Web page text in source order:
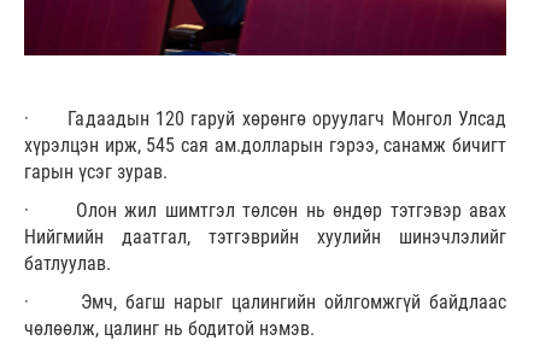
· Гадаадын 120 гаруй хөрөнгө оруулагч Монгол Улсад
хүрэлцэн ирж, 545 сая ам.долларын гэрээ, санамж бичигт
гарын үсэг зурав.
· Олон жил шимтгэл төлсөн нь өндөр тэтгэвэр авах
Нийгмийн даатгал, тэтгэврийн хуулийн шинэчлэлийг
батлуулав.
· Эмч, багш нарыг цалингийн ойлгомжгүй байдлаас
чөлөөлж, цалинг нь бодитой нэмэв.